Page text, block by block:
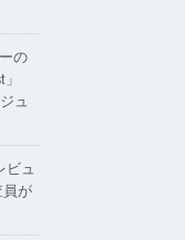
の
ュ
ビュ
が